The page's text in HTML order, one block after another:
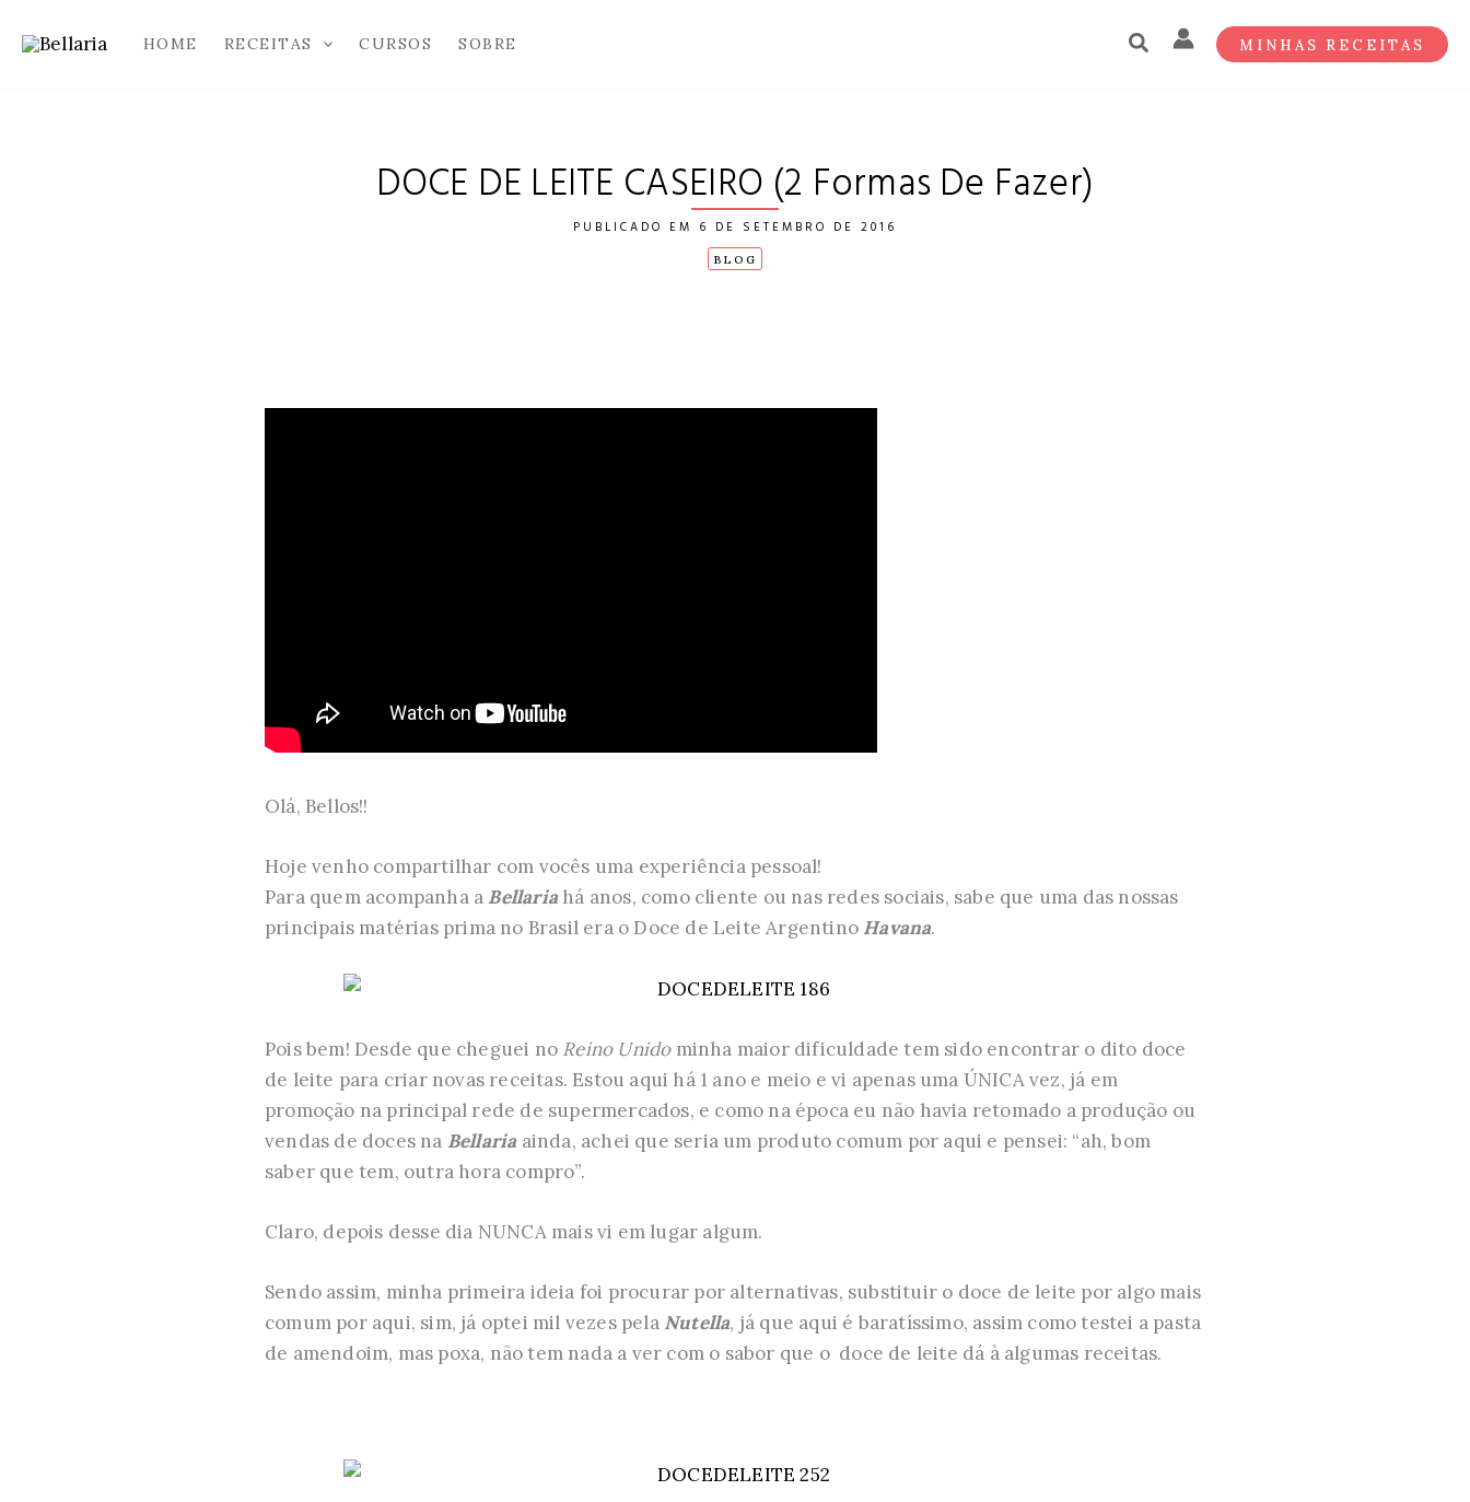
para
HOME RECEITAS CURSOS SOBRE MINHAS RECEITAS
DOCE DE LEITE CASEIRO (2 Formas De Fazer)
6 DE SETEMBRO DE 2016
BLOG
Olá, Bellos!!
Hoje venho compartilhar com vocês uma experiência pessoal!
Para quem acompanha a Bellaria há anos, como cliente ou nas redes sociais, sabe que uma das nossas
principais matérias prima no Brasil era o Doce de Leite Argentino Havana.
Pois bem! Desde que cheguei no Reino Unidominha maior dificuldade tem sido encontrar o dito doce
de leite para criar novas receitas. Estou aqui há 1 ano e meio e vi apenas uma ÚNICA vez, já em
promoção na principal rede de supermercados, e como na época eu não havia retomado a produção ou
vendas de doces na Bellaria ainda, achei que seria um produto comum por aqui e pensei: “ah, bom
saber que tem, outra hora compro”.
Claro, depois desse dia NUNCA mais vi em lugar algum.
Sendo assim, minha primeira ideia foi procurar por alternativas, substituir o doce de leite por algo mais
comum por aqui, sim, já optei mil vezes pela Nutella, já que aqui é baratíssimo, assim como testei a pasta
de amendoim, mas poxa, não tem nada a ver com o sabor que o doce de leite dá à algumas receitas.